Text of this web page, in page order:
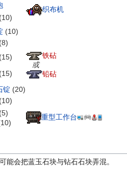
(10)
织布机
(10)
(8)
铁砧
或
铅砧
(15)
(15)
锭 (20)
(10)
(5)
重型工作台
能会把蓝玉石块与钻石石块弄混。